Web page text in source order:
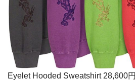
Eyelet Hooded Sweatshirt 28,600円